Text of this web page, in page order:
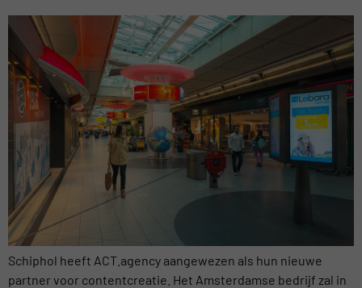
Schiphol heeft ACT.agency aangewezen als hun nieuwe
partner voor contentcreatie. Het Amsterdamse bedrijf zal in